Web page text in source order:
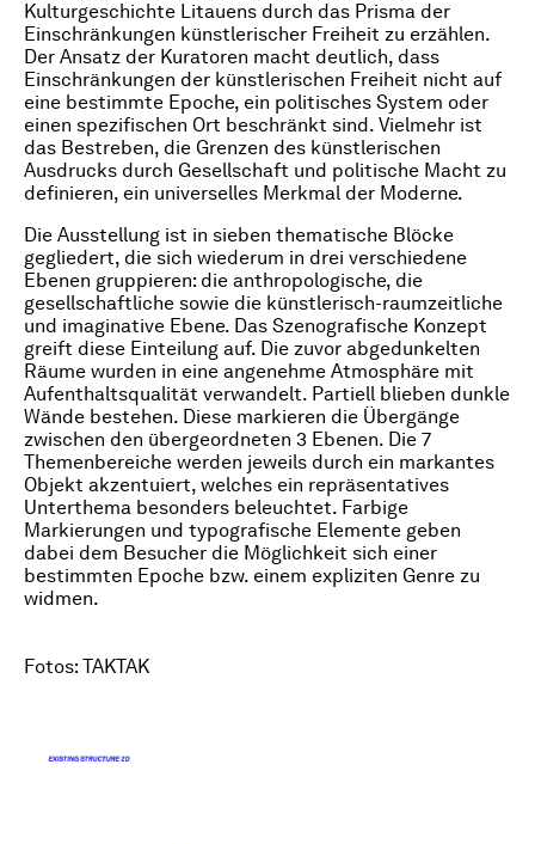
Kulturgeschichte Litauens durch das Prisma der
Einschränkungen künstlerischer Freiheit zu erzählen.
Der Ansatz der Kuratoren macht deutlich, dass
Einschränkungen der künstlerischen Freiheit nicht auf
eine bestimmte Epoche, ein politisches System oder
einen spezifischen Ort beschränkt sind. Vielmehr ist
das Bestreben, die Grenzen des künstlerischen
Ausdrucks durch Gesellschaft und politische Macht zu
definieren, ein universelles Merkmal der Moderne.
Die Ausstellung ist in sieben thematische Blöcke
gegliedert, die sich wiederum in drei verschiedene
Ebenen gruppieren: die anthropologische, die
gesellschaftliche sowie die künstlerisch-raumzeitliche
und imaginative Ebene. Das Szenografische Konzept
greift diese Einteilung auf. Die zuvor abgedunkelten
Räume wurden in eine angenehme Atmosphäre mit
Aufenthaltsqualität verwandelt. Partiell blieben dunkle
Wände bestehen. Diese markieren die Übergänge
zwischen den übergeordneten 3 Ebenen. Die 7
Themenbereiche werden jeweils durch ein markantes
Objekt akzentuiert, welches ein repräsentatives
Unterthema besonders beleuchtet. Farbige
Markierungen und typografische Elemente geben
dabei dem Besucher die Möglichkeit sich einer
bestimmten Epoche bzw. einem expliziten Genre zu
widmen.
Fotos: TAKTAK